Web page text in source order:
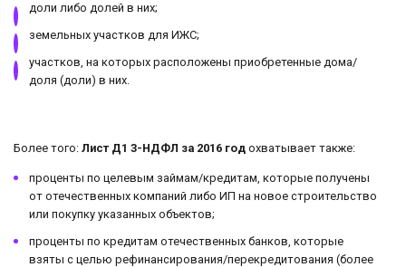
доли либо долей в них;
земельных участков для ИЖС;
участков, на которых расположены приобретенные дома/
доля (доли) в них.
Более того: Лист Д1 3-НДФЛ за 2016 год охватывает также:
проценты по целевым займам/кредитам, которые получены
от отечественных компаний либо ИП на новое строительство
или покупку указанных объектов;
проценты по кредитам отечественных банков, которые
взяты с целью рефинансирования/перекредитования (более